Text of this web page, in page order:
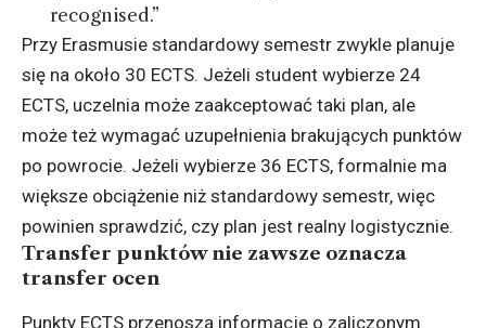
recognised.”
Przy Erasmusie standardowy semestr zwykle planuje
się na około 30 ECTS. Jeżeli student wybierze 24
ECTS, uczelnia może zaakceptować taki plan, ale
może też wymagać uzupełnienia brakujących punktów
po powrocie. Jeżeli wybierze 36 ECTS, formalnie ma
większe obciążenie niż standardowy semestr, więc
powinien sprawdzić, czy plan jest realny logistycznie.
Transfer punktów nie zawsze oznacza
transfer ocen
Punkty ECTS przenoszą informację o zaliczonym